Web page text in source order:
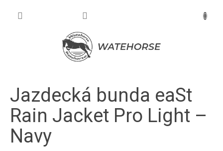
Jazdecká bunda eaSt
Rain Jacket Pro Light –
Navy